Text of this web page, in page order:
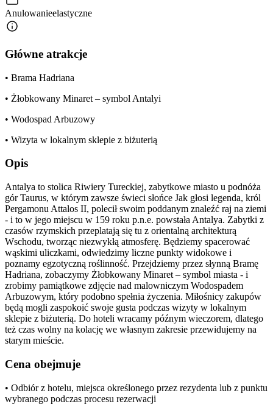
Anulowanieelastyczne
Główne atrakcje
• Brama Hadriana
• Żłobkowany Minaret – symbol Antalyi
• Wodospad Arbuzowy
• Wizyta w lokalnym sklepie z biżuterią
Opis
Antalya to stolica Riwiery Tureckiej, zabytkowe miasto u podnóża
gór Taurus, w którym zawsze świeci słońce Jak głosi legenda, król
Pergamonu Attalos II, polecił swoim poddanym znaleźć raj na ziemi
- i to w jego miejscu w 159 roku p.n.e. powstała Antalya. Zabytki z
czasów rzymskich przeplatają się tu z orientalną architekturą
Wschodu, tworząc niezwykłą atmosferę. Będziemy spacerować
wąskimi uliczkami, odwiedzimy liczne punkty widokowe i
poznamy egzotyczną roślinność. Przejdziemy przez słynną Bramę
Hadriana, zobaczymy Żłobkowany Minaret – symbol miasta - i
zrobimy pamiątkowe zdjęcie nad malowniczym Wodospadem
Arbuzowym, który podobno spełnia życzenia. Miłośnicy zakupów
będą mogli zaspokoić swoje gusta podczas wizyty w lokalnym
sklepie z biżuterią. Do hoteli wracamy późnym wieczorem, dlatego
też czas wolny na kolację we własnym zakresie przewidujemy na
starym mieście.
Cena obejmuje
• Odbiór z hotelu, miejsca określonego przez rezydenta lub z punktu
wybranego podczas procesu rezerwacji